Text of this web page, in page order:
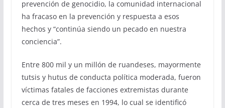
prevención de genocidio, la comunidad internacional
ha fracaso en la prevención y respuesta a esos
hechos y “continúa siendo un pecado en nuestra
conciencia”.
Entre 800 mil y un millón de ruandeses, mayormente
tutsis y hutus de conducta política moderada, fueron
víctimas fatales de facciones extremistas durante
cerca de tres meses en 1994, lo cual se identificó